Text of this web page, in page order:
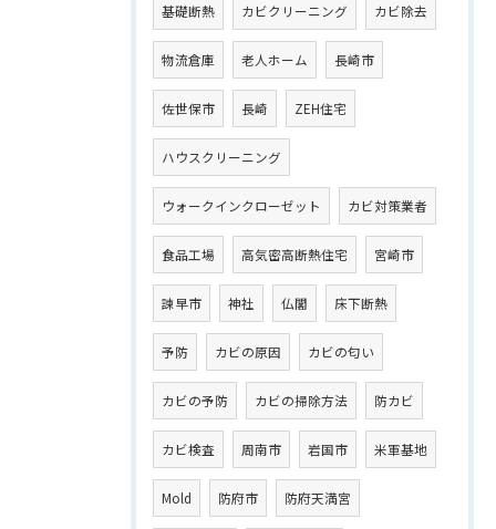
基礎断熱 カビクリーニング カビ除去
物流倉庫 老人ホーム 長崎市
佐世保市 長崎 ZEH住宅
ハウスクリーニング
ウォークインクローゼット カビ対策業者
食品工場 高気密高断熱住宅 宮崎市
諫早市 神社 仏閣 床下断熱
予防 カビの原因 カビの匂い
カビの予防 カビの掃除方法 防カビ
カビ検査 周南市 岩国市 米軍基地
Mold 防府市 防府天満宮